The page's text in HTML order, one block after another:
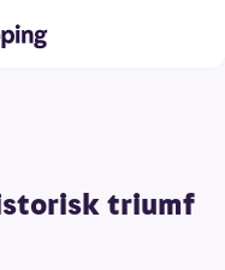
triumf